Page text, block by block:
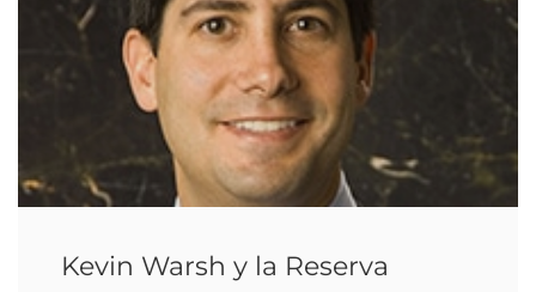
Kevin Warsh y la Reserva